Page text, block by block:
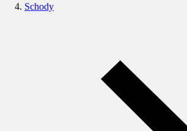
Schody